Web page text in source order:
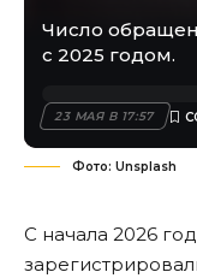
Число
с 2025 годом.
23 МАЯ В 17:57
Фото: Unsplash
С начала 2026